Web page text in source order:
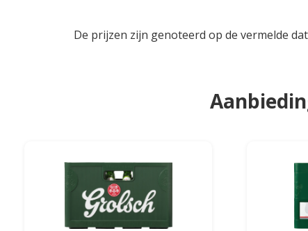
De prijzen zijn genoteerd op de vermelde